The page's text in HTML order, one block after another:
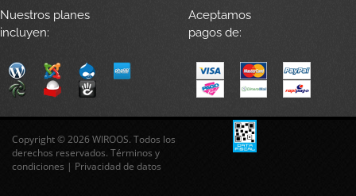
Nuestros planes
incluyen:
Aceptamos
pagos de:
Copyright © 2026 WIROOS. Todos los
derechos reservados. Términos y
condiciones | Privacidad de datos